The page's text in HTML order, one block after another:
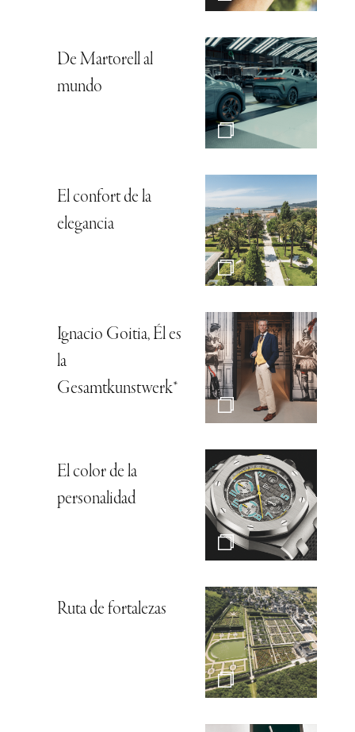
De Martorell al
mundo
El confort de la
elegancia
Ignacio Goitia, Él es
la
Gesamtkunstwerk*
El color de la
personalidad
Ruta de fortalezas